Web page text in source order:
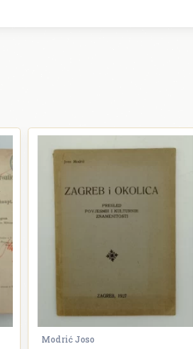
Modrić Joso